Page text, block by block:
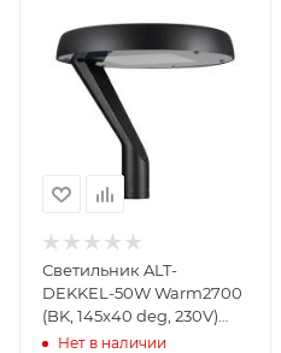
Светильник ALT-
DEKKEL-50W Warm2700
(BK, 145x40 deg, 230V)
(Arlight, IP65 Металл, 5
Нет в наличии